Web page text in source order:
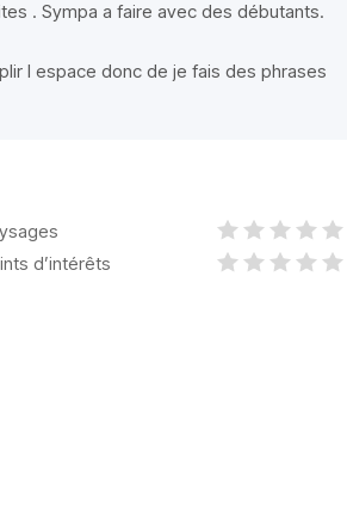
. Sympa a faire avec des débutants.
l espace donc de je fais des phrases
d’intérêts